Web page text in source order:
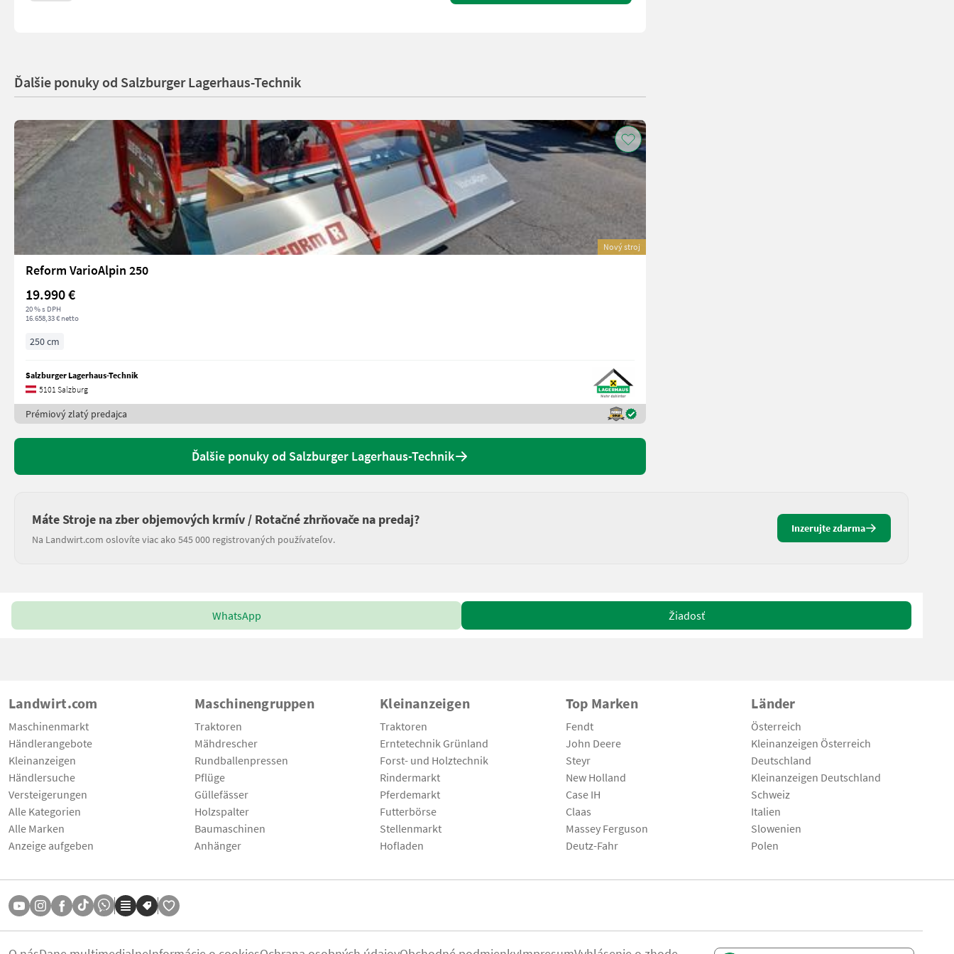
Ďalšie ponuky od Salzburger Lagerhaus-Technik
Nový stroj
Reform VarioAlpin 250
19.990 €
20 % s DPH
16.658,33 € netto
250 cm
Salzburger Lagerhaus-Technik
5101 Salzburg
Prémiový zlatý predajca
Ďalšie ponuky od Salzburger Lagerhaus-Technik
Máte Stroje na zber objemových krmív / Rotačné zhrňovače na predaj?
Na Landwirt.com oslovíte viac ako 545 000 registrovaných používateľov.
Inzerujte zdarma
WhatsApp Žiadosť
Landwirt.com
Maschinenmarkt
Händlerangebote
Kleinanzeigen
Händlersuche
Versteigerungen
Alle Kategorien
Alle Marken
Anzeige aufgeben
Maschinengruppen
Traktoren
Mähdrescher
Rundballenpressen
Pflüge
Güllefässer
Holzspalter
Baumaschinen
Anhänger
Kleinanzeigen
Traktoren
Erntetechnik Grünland
Forst- und Holztechnik
Rindermarkt
Pferdemarkt
Futterbörse
Stellenmarkt
Hofladen
Top Marken
Fendt
John Deere
Steyr
New Holland
Case IH
Claas
Massey Ferguson
Deutz-Fahr
Länder
Österreich
Kleinanzeigen Österreich
Deutschland
Kleinanzeigen Deutschland
Schweiz
Italien
Slowenien
Polen